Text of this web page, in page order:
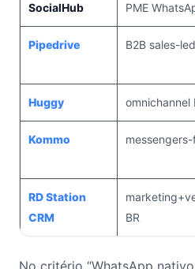
SocialHub PME
Pipedrive B2B sales-led
Huggy omnichannel
Kommo
RD Station
CRM
BR
No critério “WhatsApp